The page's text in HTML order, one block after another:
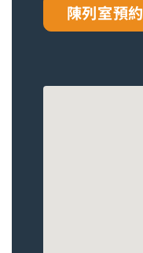
陳列室預約